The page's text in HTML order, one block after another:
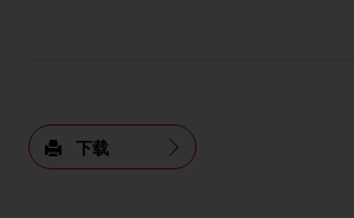
下载